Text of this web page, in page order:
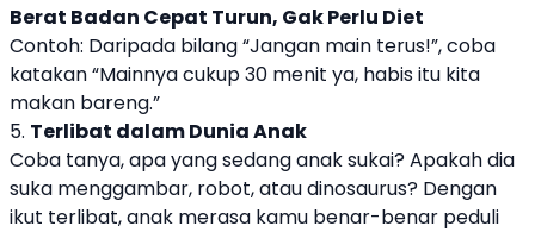
Berat Badan Cepat Turun, Gak Perlu Diet
Contoh: Daripada bilang “Jangan main terus!”, coba
katakan “Mainnya cukup 30 menit ya, habis itu kita
makan bareng.”
5. Terlibat dalam Dunia Anak
Coba tanya, apa yang sedang anak sukai? Apakah dia
suka menggambar, robot, atau dinosaurus? Dengan
ikut terlibat, anak merasa kamu benar-benar peduli